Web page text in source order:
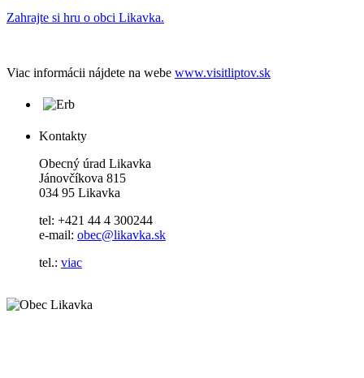
Zahrajte si hru o obci Likavka.
Viac informácii nájdete na webe www.visitliptov.sk
Kontakty
Obecný úrad Likavka
Jánovčíkova 815
034 95 Likavka
tel: +421 44 4 300244
e-mail: obec@likavka.sk
tel.: viac